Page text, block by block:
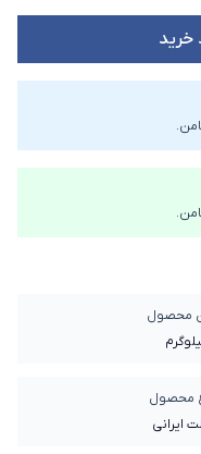
خرید
محصول
محصول
ایرانی